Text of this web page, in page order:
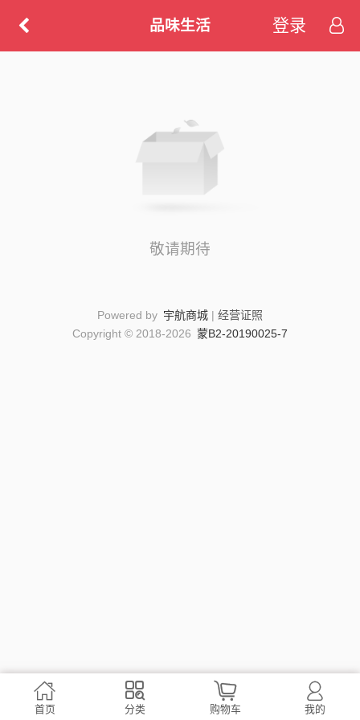
品味生活 登录
敬请期待
Powered by 宇航商城 | 经营证照
Copyright © 2018-2026 蒙B2-20190025-7

首页

分类

购物车

我的